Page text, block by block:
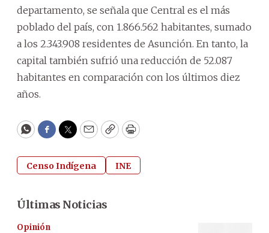
departamento, se señala que Central es el más
poblado del país, con 1.866.562 habitantes, sumado
a los 2.343.908 residentes de Asunción. En tanto, la
capital también sufrió una reducción de 52.087
habitantes en comparación con los últimos diez
años.
WhatsApp
Facebook
Twitter
EmailCopyPrint
Censo Indígena INE
Últimas Noticias
Opinión